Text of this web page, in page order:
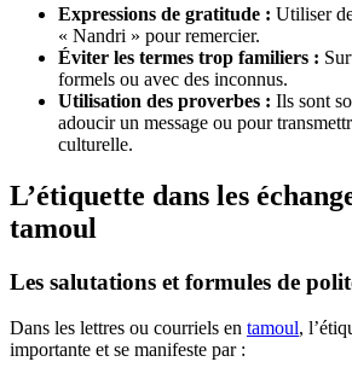
Expressions de gratitude : Utiliser
« Nandri » pour remercier.
Éviter les termes trop familiers :
formels ou avec des inconnus.
Utilisation des proverbes : Ils sont
adoucir un message ou pour
culturelle.
L’étiquette dans les
tamoul
Les salutations et formules de
Dans les lettres ou courriels en tamoul,
importante et se manifeste par :